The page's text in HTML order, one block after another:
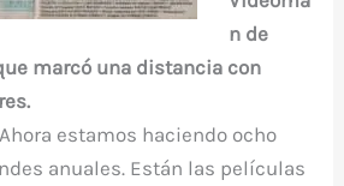
n de
marcó una distancia con
estamos haciendo ocho
anuales. Están las películas